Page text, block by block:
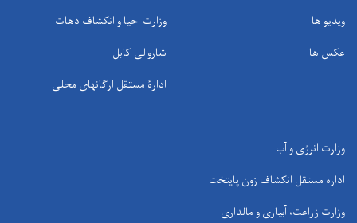
ویدیو ها
عکس ها
وزارت احیا و انکشاف دهات
شاروالی کابل
ادارۀ مستقل ارگانهای محلی
وزارت انرژی و آب
اداره مستقل انکشاف زون پایتخت
وزارت زراعت، آبیاری و مالداری